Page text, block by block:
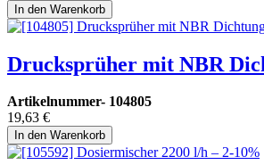
In den Warenkorb
Drucksprüher mit NBR
Artikelnummer- 104805
19,63 €
In den Warenkorb